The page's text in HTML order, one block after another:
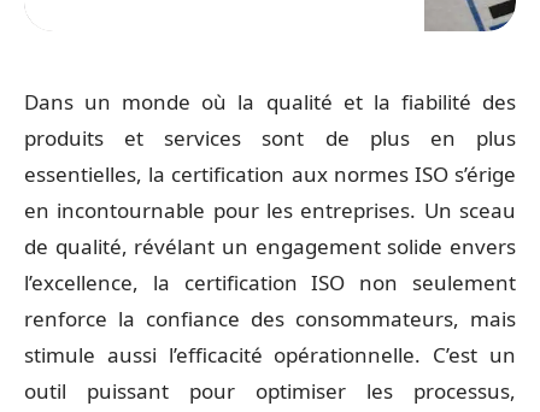
Dans un monde où la qualité et la fiabilité des
produits et services sont de plus en plus
essentielles, la certification aux normes ISO s’érige
en incontournable pour les entreprises. Un sceau
de qualité, révélant un engagement solide envers
l’excellence, la certification ISO non seulement
renforce la confiance des consommateurs, mais
stimule aussi l’efficacité opérationnelle. C’est un
outil puissant pour optimiser les processus,